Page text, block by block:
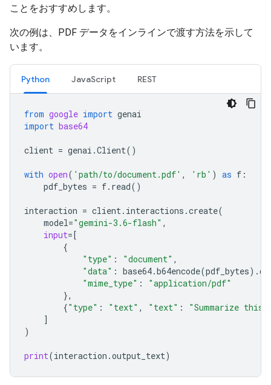
ことをおすすめします。
次の例は、PDF データをインラインで渡す方法を示して
います。
Python JavaScript REST
from google import genai
import base64
client = genai .Client()
with open( 'path/to/document.pdf' , 'rb' ) as f :
pdf_bytes = f. read()
interaction = client. interactions .create(
model="gemini-3.6-flash" ,
input=[
{
"type" : "document" ,
"data" : base64.b64encode(pdf_bytes) .
"mime_type" :
"application/pdf"
},
{"type" : "text" , "text" :
"Summarize this
]
)
print(interaction .output_text)